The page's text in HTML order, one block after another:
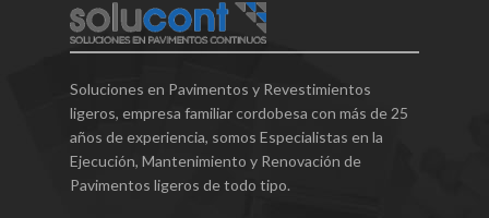
Soluciones en Pavimentos y Revestimientos
ligeros, empresa familiar cordobesa con más de 25
años de experiencia, somos Especialistas en la
Ejecución, Mantenimiento y Renovación de
Pavimentos ligeros de todo tipo.